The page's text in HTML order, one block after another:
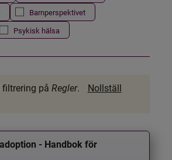
Barnperspektivet
Psykisk hälsa
filtrering på Regler.
Nollställ
- Handbok för